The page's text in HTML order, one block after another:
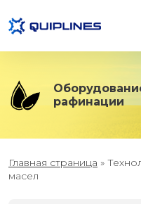
рафинации
Главная страница »
масел